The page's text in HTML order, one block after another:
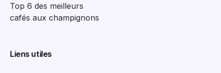
Top 6 des meilleurs
cafés aux champignons
Liens utiles